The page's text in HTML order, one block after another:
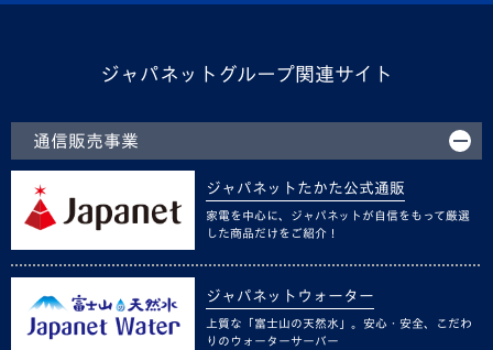
ジャパネットグループ関連サイト
通信販売事業
ジャパネットたかた公式通販
家電を中心に、ジャパネットが自信をもって厳選
した商品だけをご紹介！
ジャパネットウォーター
上質な「富士山の天然水」。安心・安全、こだわ
りのウォーターサーバー